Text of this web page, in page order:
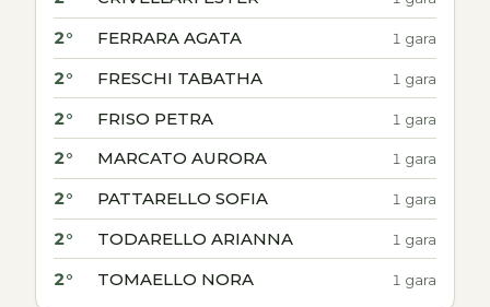
2° FERRARA AGATA 1 gara
2° FRESCHI TABATHA 1 gara
2° FRISO PETRA 1 gara
2° MARCATO AURORA 1 gara
2° PATTARELLO SOFIA 1 gara
2° TODARELLO ARIANNA 1 gara
2° TOMAELLO NORA 1 gara